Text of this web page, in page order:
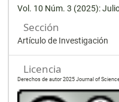
Vol. 10 Núm. 3 (2025):
Sección
Artículo de Investigación
Licencia
Derechos de autor 2025 Journal of